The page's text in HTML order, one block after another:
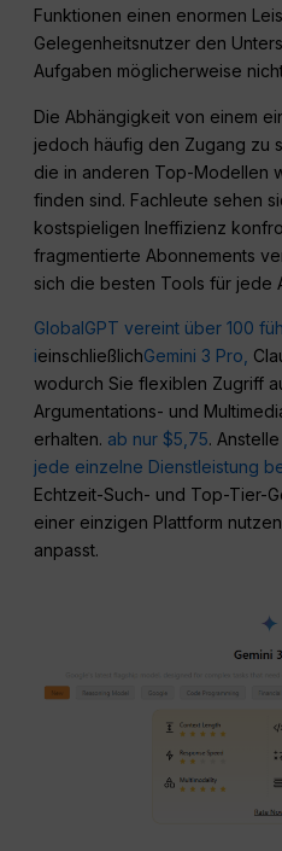
Funktionen einen enormen
Gelegenheitsnutzer den
Aufgaben möglicherweise
Die Abhängigkeit von einem
jedoch häufig den Zugang zu
die in anderen Top-Modellen
finden sind. Fachleute sehen
kostspieligen Ineffizienz
fragmentierte Abonnements
sich die besten Tools für jede
GlobalGPT vereint über 100
ieinschließlichGemini 3 Pro,
wodurch Sie flexiblen Zugriff
Argumentations- und
erhalten. ab nur $5,75.
jede einzelne Dienstleistung
Echtzeit-Such- und Top-Tier-
einer einzigen Plattform
anpasst.